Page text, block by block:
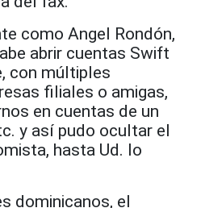
como Angel Rondón,
abrir cuentas Swift
con múltiples
filiales o amigas,
en cuentas de un
y así pudo ocultar el
hasta Ud. lo
dominicanos, el